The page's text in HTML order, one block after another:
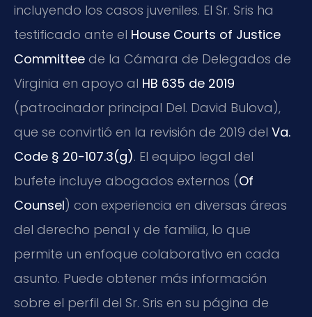
incluyendo los casos juveniles. El Sr. Sris ha
testificado ante el House Courts of Justice
Committee de la Cámara de Delegados de
Virginia en apoyo al HB 635 de 2019
(patrocinador principal Del. David Bulova),
que se convirtió en la revisión de 2019 del Va.
Code § 20-107.3(g). El equipo legal del
bufete incluye abogados externos (Of
Counsel) con experiencia en diversas áreas
del derecho penal y de familia, lo que
permite un enfoque colaborativo en cada
asunto. Puede obtener más información
sobre el perfil del Sr. Sris en su página de